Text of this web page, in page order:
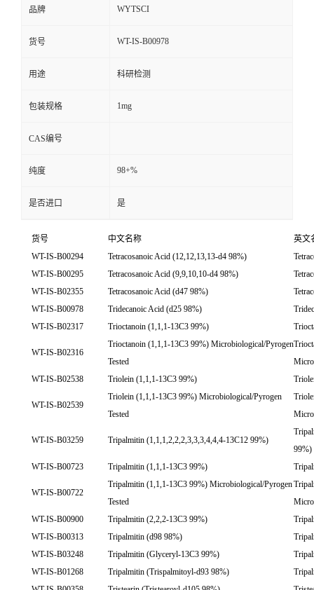
品牌 WYTSCI
货号 WT-IS-B00978
用途 科研检测
包装规格 1mg
CAS编号
纯度 98+%
是否进口 是
货号 中文名称
英文
WT-IS-B00294
Tetracosanoic Acid (12,12,13,13-d4 98%)
WT-IS-B00295
Tetracosanoic Acid (9,9,10,10-d4 98%)
WT-IS-B02355
Tetracosanoic Acid (d47 98%)
WT-IS-B00978
Tridecanoic Acid (d25 98%)
WT-IS-B02317
Trioctanoin (1,1,1-13C3 99%)
WT-IS-B02316
Trioctanoin (1,1,1-13C3 99%) Microbiological/Pyrogen
Tested
WT-IS-B02538
Triolein (1,1,1-13C3 99%)
WT-IS-B02539
Triolein (1,1,1-13C3 99%) Microbiological/Pyrogen
Tested
WT-IS-B03259 Tripalmitin (1,1,1,2,2,2,3,3,3,4,4,4-13C12 99%)
99%)
WT-IS-B00723
Tripalmitin (1,1,1-13C3 99%)
WT-IS-B00722
Tripalmitin (1,1,1-13C3 99%) Microbiological/Pyrogen
Tested
WT-IS-B00900
Tripalmitin (2,2,2-13C3 99%)
WT-IS-B00313
Tripalmitin (d98 98%)
WT-IS-B03248
Tripalmitin (Glyceryl-13C3 99%)
WT-IS-B01268
Tripalmitin (Trispalmitoyl-d93 98%)